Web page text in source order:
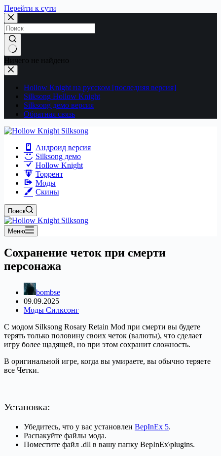
Перейти к сути
Ничего не найдено
Hollow Knight на русском [последняя версия]
Silksong Hollow Knight
Silksong демо версия
Обратная связь
Андроид версия
Silksong демо
Hollow Knight
Торрент
Моды
Скины
Поиск
Меню
Сохранение четок при смерти
персонажа
bombse
09.09.2025
Моды Силксонг
С модом Silksong Rosary Retain Mod при смерти вы будете
терять только половину своих четок (валюты), что сделает
игру более щадящей, но при этом сохранит сложность.
В оригинальной игре, когда вы умираете, вы обычно теряете
все Четки.
Установка:
Убедитесь, что у вас установлен BepInEx 5.
Распакуйте файлы мода.
Поместите файл .dll в вашу папку BepInEx\plugins.